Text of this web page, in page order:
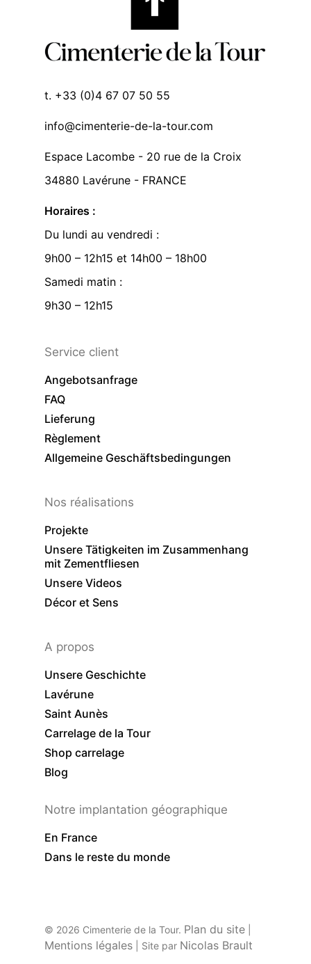
t. +33 (0)4 67 07 50 55
info@cimenterie-de-la-tour.com
Espace Lacombe - 20 rue de la Croix
34880 Lavérune - FRANCE
Horaires :
Du lundi au vendredi :
9h00 – 12h15 et 14h00 – 18h00
Samedi matin :
9h30 – 12h15
Service client
Angebotsanfrage
FAQ
Lieferung
Règlement
Allgemeine Geschäftsbedingungen
Nos réalisations
Projekte
Unsere Tätigkeiten im Zusammenhang
mit Zementfliesen
Unsere Videos
Décor et Sens
A propos
Unsere Geschichte
Lavérune
Saint Aunès
Carrelage de la Tour
Shop carrelage
Blog
Notre implantation géographique
En France
Dans le reste du monde
© 2026 Cimenterie de la Tour. Plan du site
Mentions légales | Site par Nicolas Brault